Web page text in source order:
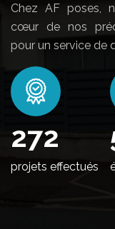
Chez AF poses,
cœur de nos
pour un service de
328
projets effectués